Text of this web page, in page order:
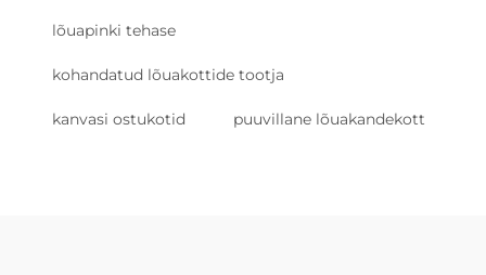
lõuapinki tehase
kohandatud lõuakottide tootja
kanvasi ostukotid puuvillane lõuakandekott